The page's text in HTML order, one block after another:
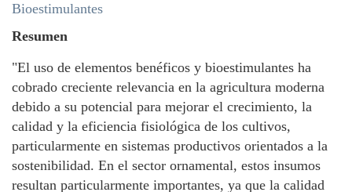
Bioestimulantes
Resumen
"El uso de elementos benéficos y bioestimulantes ha
cobrado creciente relevancia en la agricultura moderna
debido a su potencial para mejorar el crecimiento, la
calidad y la eficiencia fisiológica de los cultivos,
particularmente en sistemas productivos orientados a la
sostenibilidad. En el sector ornamental, estos insumos
resultan particularmente importantes, ya que la calidad